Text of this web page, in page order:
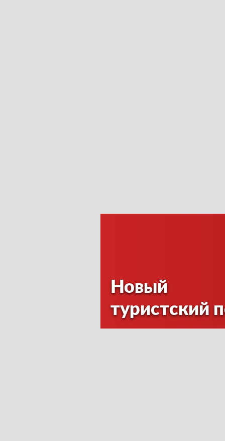
Новый
туристский